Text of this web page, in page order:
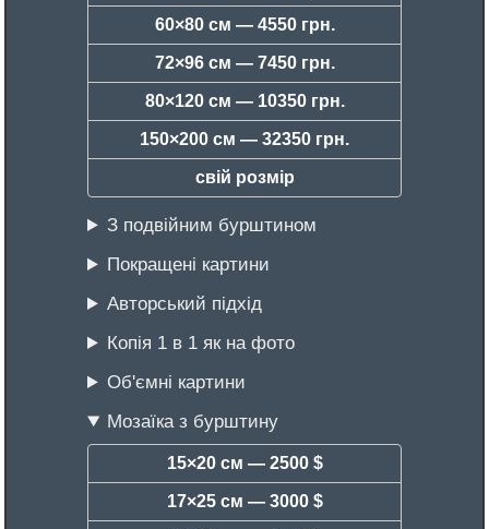
60×80 см — 4550 грн.
72×96 см — 7450 грн.
80×120 см — 10350 грн.
150×200 см — 32350 грн.
свій розмір
З подвійним бурштином
Покращені картини
Авторський підхід
Копія 1 в 1 як на фото
Об'ємні картини
Мозаїка з бурштину
15×20 см — 2500 $
17×25 см — 3000 $